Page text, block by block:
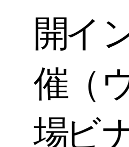
開
催
場
イ
（
ビ